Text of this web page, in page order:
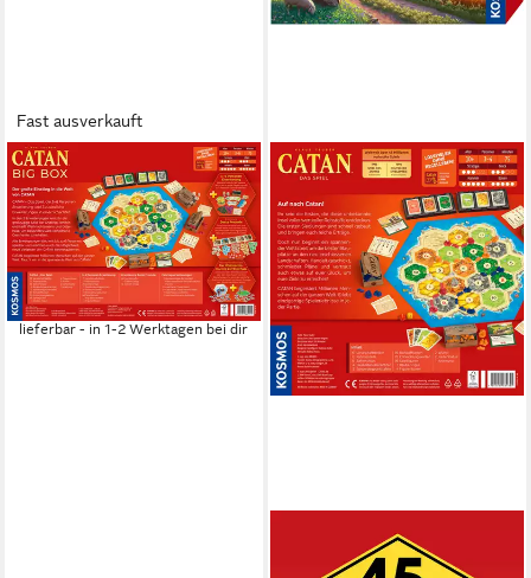
Fast ausverkauft
KOSMOS
Spiel CATAN Big Box 2025,
Strategiespiel, Made in
Germany
ab 48,11 € UVP59,99 €
-20%
lieferbar - in 1-2 Werktagen bei dir
Spiel CATAN Das Spiel,